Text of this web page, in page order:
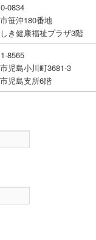
0834
笹沖180番地
き健康福祉プラザ3階
8565
児島小川町3681-3
児島支所6階